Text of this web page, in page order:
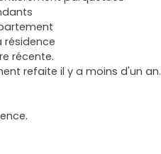
résidence
récente.
refaite il y a moins d'un an.